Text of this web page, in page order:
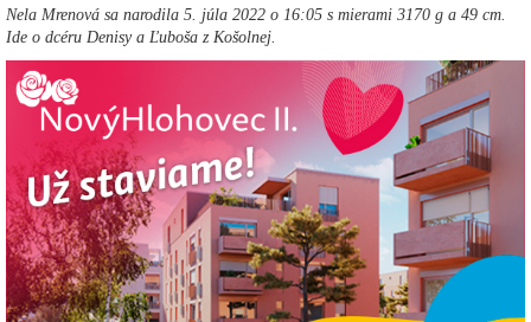
Nela Mrenová sa narodila 5. júla 2022 o 16:05 s mierami 3170 g a 49 cm.
Ide o dcéru Denisy a Ľuboša z Košolnej.